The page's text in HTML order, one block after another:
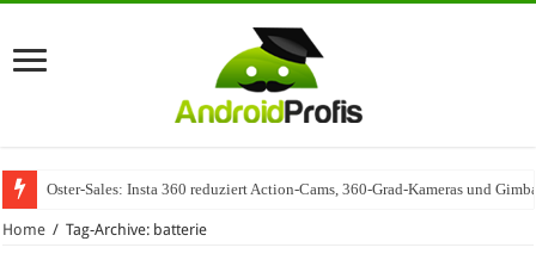
Oster-Sales: Insta 360 reduziert Action-Cams, 360-Grad-Kameras und
Wenn Technologie auf Automobilindustrie trifft – SAP Automotive als
Home / Tag-Archive: batterie